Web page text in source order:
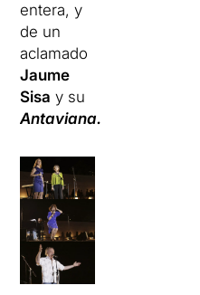
entera, y
de un
aclamado
Jaume
Sisa y su
Antaviana.